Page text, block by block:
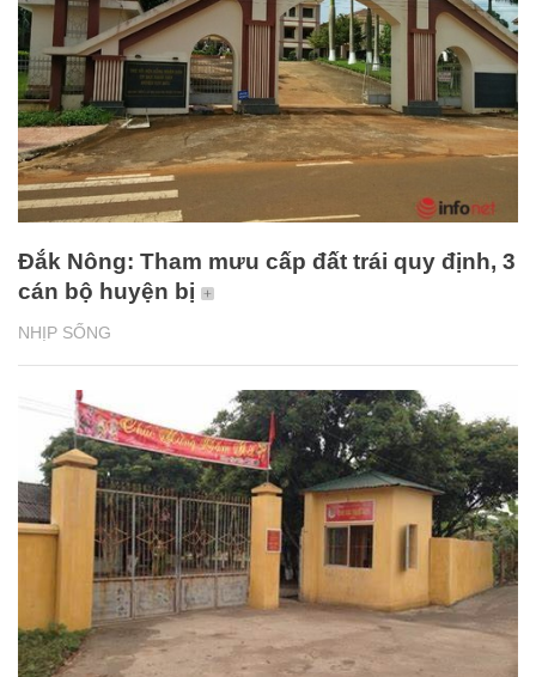
NHỊP SỐNG
Đắk Nông: Tham mưu cấp đất trái quy định, 3
cán bộ huyện bị